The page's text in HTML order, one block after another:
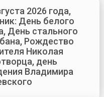
2026 года,
День белого
День стального
Рождество
Николая
день
Владимира